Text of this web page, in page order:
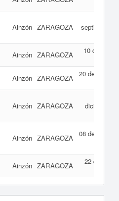
Ainzón ZARAGOZA
septiembre
Ainzón ZARAGOZA
10 de julio
Ainzón ZARAGOZA
20 de enero
Ainzón ZARAGOZA
diciembre
Ainzón ZARAGOZA
08 de mayo
Ainzón ZARAGOZA
22 de